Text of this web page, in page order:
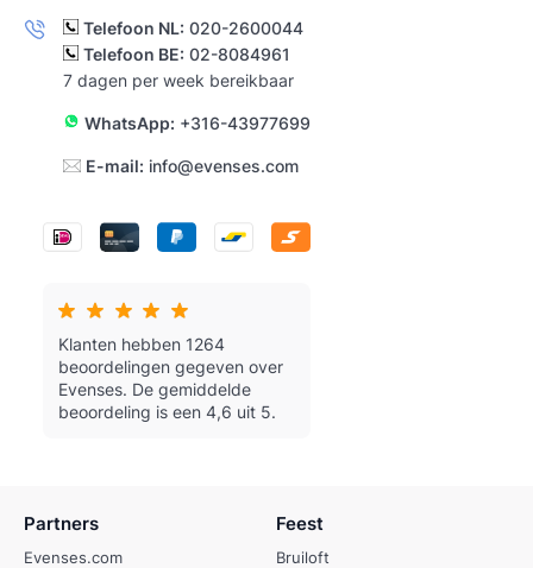
Telefoon NL: 020-2600044
Telefoon BE: 02-8084961
7 dagen per week bereikbaar
WhatsApp: +316-43977699
E-mail: info@evenses.com
Klanten hebben 1264
beoordelingen gegeven over
Evenses. De gemiddelde
beoordeling is een 4,6 uit 5.
Partners
Evenses.com
Feest
Bruiloft